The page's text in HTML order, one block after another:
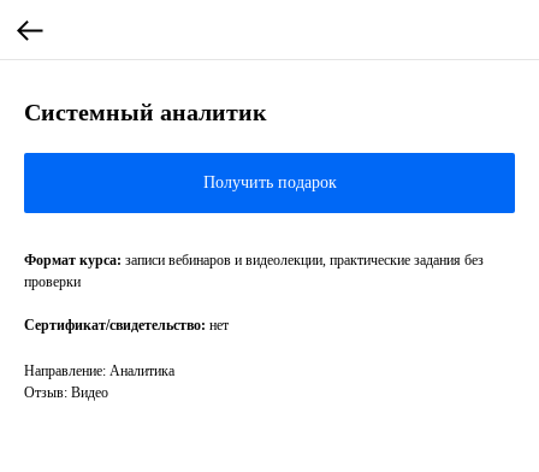
Системный аналитик
Получить подарок
Формат курса: записи вебинаров и видеолекции, практические задания без
проверки
Сертификат/свидетельство: нет
Направление: Аналитика
Отзыв: Видео